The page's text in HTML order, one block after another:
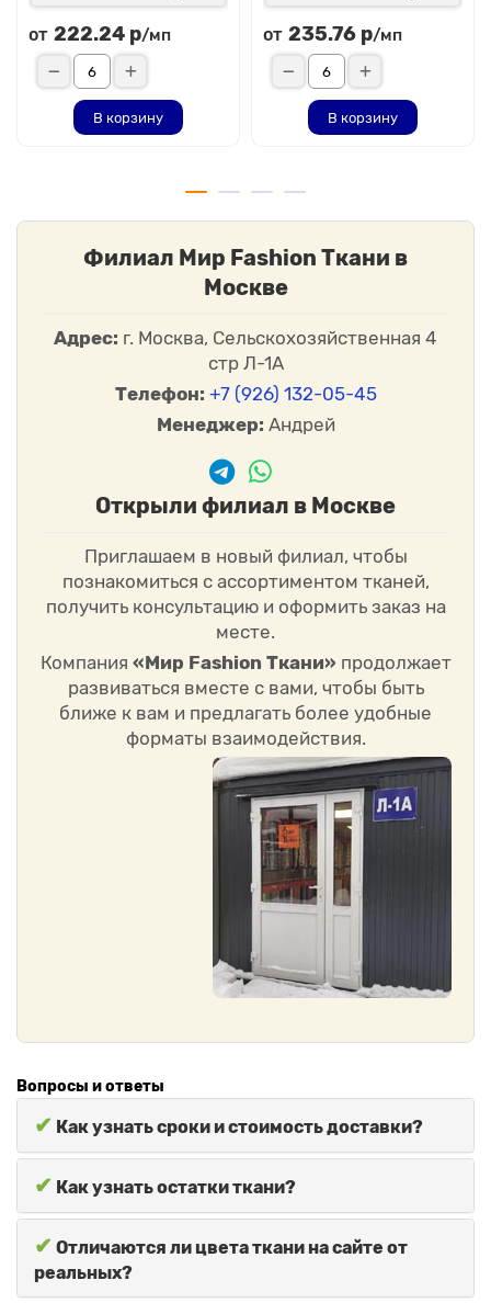
от 222.24 р/мп
В корзину
от 235.76 р/мп
В корзину
Филиал Мир Fashion Ткани в
Москве
Адрес: г. Москва, Сельскохозяйственная 4
стр Л-1А
Телефон: +7 (926) 132-05-45
Менеджер: Андрей
Открыли филиал в Москве
Приглашаем в новый филиал, чтобы
познакомиться с ассортиментом тканей,
получить консультацию и оформить заказ на
месте.
Компания «Мир Fashion Ткани» продолжает
развиваться вместе с вами, чтобы быть
ближе к вам и предлагать более удобные
форматы взаимодействия.
Вопросы и ответы
✔ Как узнать сроки и стоимость доставки?
✔ Как узнать остатки ткани?
✔ Отличаются ли цвета ткани на сайте от
реальных?